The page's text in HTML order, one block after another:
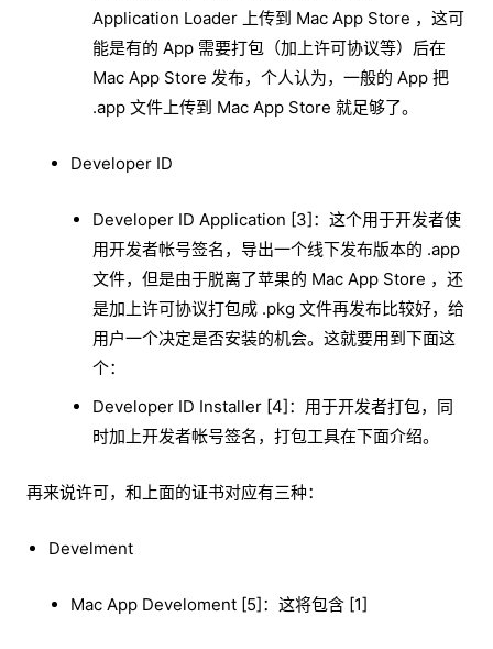
Application Loader 上传到 Mac App Store ，这可
能是有的 App 需要打包（加上许可协议等）后在
Mac App Store 发布，个人认为，一般的 App 把
.app 文件上传到 Mac App Store 就足够了。
Developer ID
Developer ID Application [3]：这个用于开发者使
用开发者帐号签名，导出一个线下发布版本的 .app
文件，但是由于脱离了苹果的 Mac App Store ，还
是加上许可协议打包成 .pkg 文件再发布比较好，给
用户一个决定是否安装的机会。这就要用到下面这
个：
Developer ID Installer [4]：用于开发者打包，同
时加上开发者帐号签名，打包工具在下面介绍。
再来说许可，和上面的证书对应有三种：
Develment
Mac App Develoment [5]：这将包含 [1]